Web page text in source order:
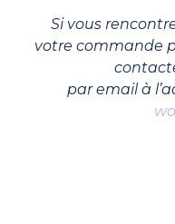
Si vous
votre commande
par email à